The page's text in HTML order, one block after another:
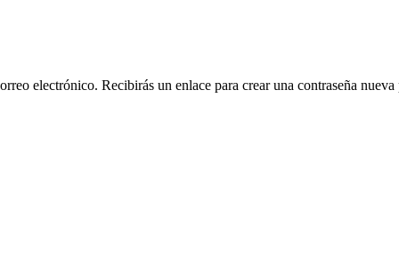
electrónico. Recibirás un enlace para crear una contraseña